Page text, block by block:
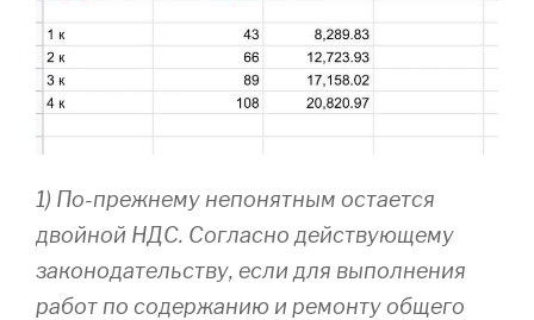
1) По-прежнему непонятным остается
двойной НДС. Согласно действующему
законодательству, если для выполнения
работ по содержанию и ремонту общего